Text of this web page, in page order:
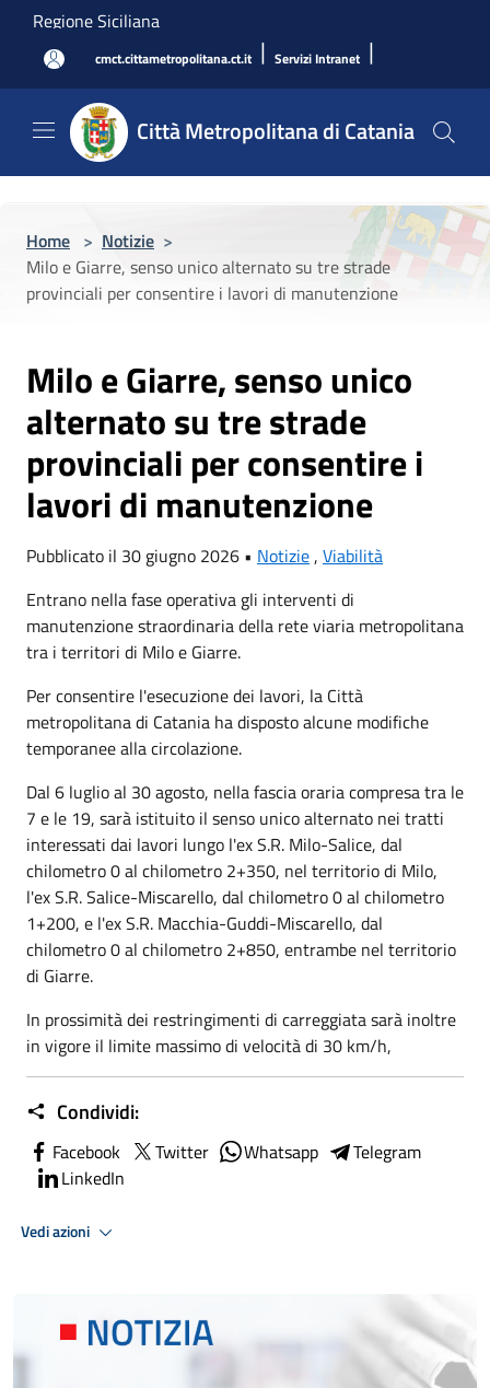
Salta al contenuto principale
Regione Siciliana
cmct.cittametropolitana.ct.it | Servizi Intranet |
Città Metropolitana di Catania
Home > Notizie >
Milo e Giarre, senso unico alternato su tre strade
provinciali per consentire i lavori di manutenzione
Milo e Giarre, senso unico
alternato su tre strade
provinciali per consentire i
lavori di manutenzione
Pubblicato il 30 giugno 2026 • Notizie, Viabilità
Entrano nella fase operativa gli interventi di
manutenzione straordinaria della rete viaria metropolitana
tra i territori di Milo e Giarre.
Per consentire l'esecuzione dei lavori, la Città
metropolitana di Catania ha disposto alcune modifiche
temporanee alla circolazione.
Dal 6 luglio al 30 agosto, nella fascia oraria compresa tra le
7 e le 19, sarà istituito il senso unico alternato nei tratti
interessati dai lavori lungo l'ex S.R. Milo-Salice, dal
chilometro 0 al chilometro 2+350, nel territorio di Milo,
l'ex S.R. Salice-Miscarello, dal chilometro 0 al chilometro
1+200, e l'ex S.R. Macchia-Guddi-Miscarello, dal
chilometro 0 al chilometro 2+850, entrambe nel territorio
di Giarre.
In prossimità dei restringimenti di carreggiata sarà inoltre
in vigore il limite massimo di velocità di 30 km/h,
Condividi:
Facebook Twitter Whatsapp
Telegram
LinkedIn
Vedi azioni